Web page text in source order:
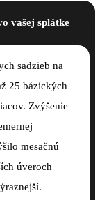
vašej splátke
sadzieb na
25 bázických
Zvýšenie
mesačnú
úveroch